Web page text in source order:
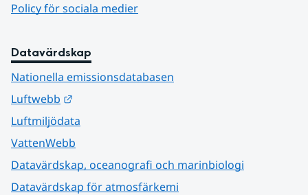
Policy för sociala medier
Datavärdskap
Nationella emissionsdatabasen
Luftwebb
Luftmiljödata
VattenWebb
Datavärdskap, oceanografi och marinbiologi
Datavärdskap för atmosfärkemi